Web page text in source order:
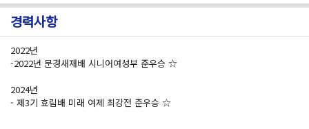
경력사항
2022년
-2022년 문경새재배 시니어여성부 준우승 ☆
2024년
- 제3기 효림배 미래 여제 최강전 준우승 ☆